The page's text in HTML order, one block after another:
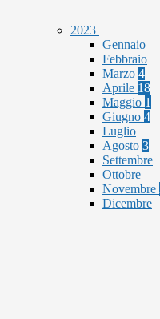
2023
Gennaio
Febbraio
Marzo 4
Aprile 18
Maggio 1
Giugno 4
Luglio
Agosto 3
Settembre
Ottobre
Novembre
Dicembre